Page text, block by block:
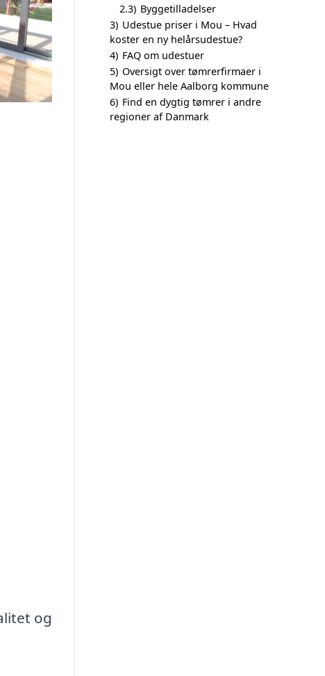
og
2.3) Byggetilladelser
3) Udestue priser i Mou – Hvad
koster en ny helårsudestue?
4) FAQ om udestuer
5) Oversigt over tømrerfirmaer i
Mou eller hele Aalborg kommune
6) Find en dygtig tømrer i andre
regioner af Danmark